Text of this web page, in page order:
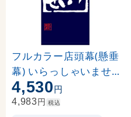
フルカラー店頭幕(懸垂
幕) いらっしゃいませ(
紺地) 素材:ポンジ (694
86)
4,530円
4,983円 税込